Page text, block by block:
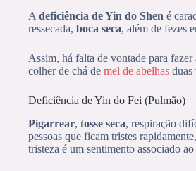
A deficiência de Yin do Shen é
ressecada, boca seca, além de fezes
Assim, há falta de vontade para
colher de chá de mel de abelhas duas
Deficiência de Yin do Fei (Pulmão)
Pigarrear, tosse seca, respiração
pessoas que ficam tristes
tristeza é um sentimento associado